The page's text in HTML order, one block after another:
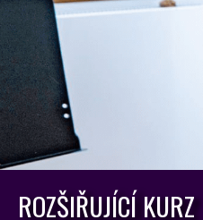
ROZŠIŘUJÍCÍ KURZ